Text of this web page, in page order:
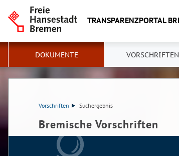
TRANSPARENZPORTAL
DOKUMENTE VORSCHRIFTEN
Vorschriften Suchergebnis
Bremische Vorschriften